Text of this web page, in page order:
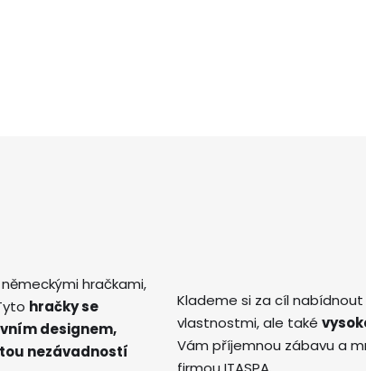
hračkami,
hračky se
designem,
nezávadností
Klademe si za cíl
vlastnostmi, ale také
Vám příjemnou zábavu a